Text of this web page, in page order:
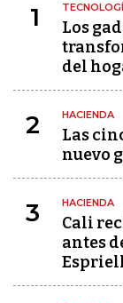
1
Los
del
2 HACIENDA
Las
nuevo
3 HACIENDA
Cali
antes